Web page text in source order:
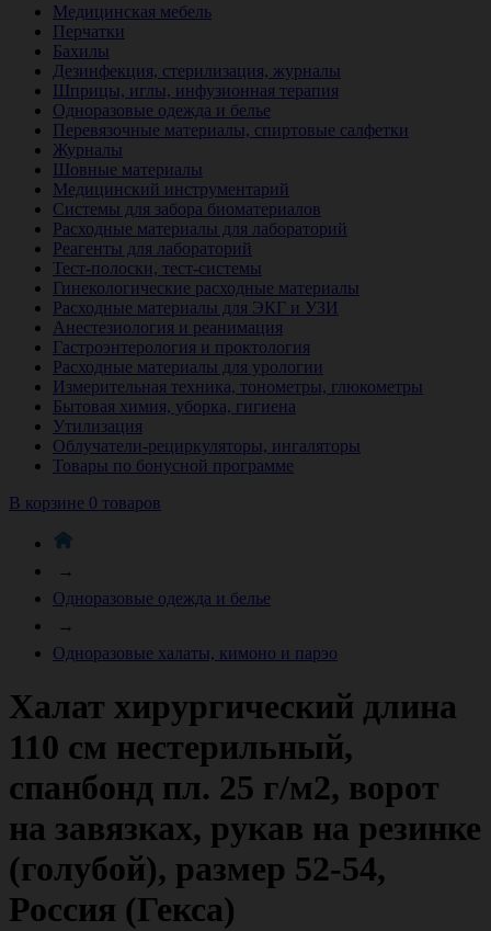
Медицинская мебель
Перчатки
Бахилы
Дезинфекция, стерилизация, журналы
Шприцы, иглы, инфузионная терапия
Одноразовые одежда и белье
Перевязочные материалы, спиртовые салфетки
Журналы
Шовные материалы
Медицинский инструментарий
Системы для забора биоматериалов
Расходные материалы для лабораторий
Реагенты для лабораторий
Тест-полоски, тест-системы
Гинекологические расходные материалы
Расходные материалы для ЭКГ и УЗИ
Анестезиология и реанимация
Гастроэнтерология и проктология
Расходные материалы для урологии
Измерительная техника, тонометры, глюкометры
Бытовая химия, уборка, гигиена
Утилизация
Облучатели-рециркуляторы, ингаляторы
Товары по бонусной программе
В корзине 0 товаров
→
Одноразовые одежда и белье
→
Одноразовые халаты, кимоно и парэо
Халат хирургический длина
110 см нестерильный,
спанбонд пл. 25 г/м2, ворот
на завязках, рукав на резинке
(голубой), размер 52-54,
Россия (Гекса)